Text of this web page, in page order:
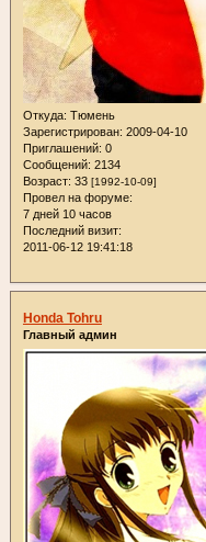
Откуда: Тюмень
Зарегистрирован: 2009-04-10
Приглашений: 0
Сообщений: 2134
Возраст: 33 [1992-10-09]
Провел на форуме:
7 дней 10 часов
Последний визит:
2011-06-12 19:41:18
Honda Tohru
Главный админ